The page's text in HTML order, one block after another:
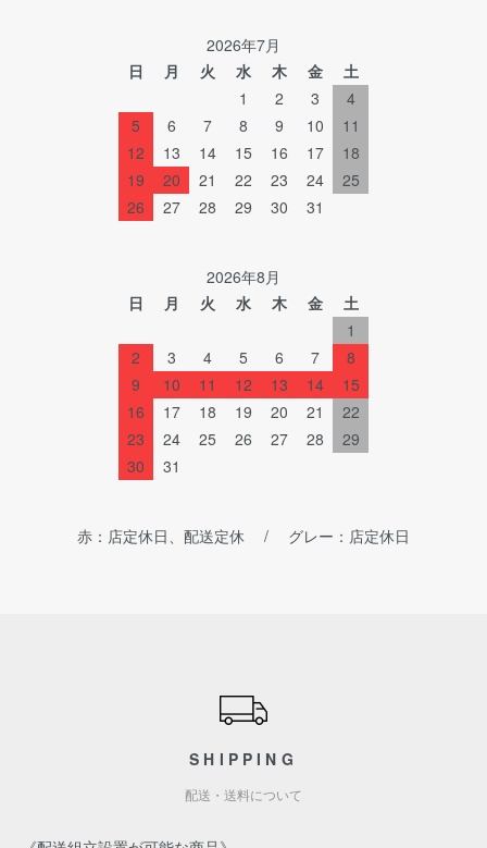
2026年7月
日
月 火 水 木 金
土
1
2 3
4
5
6 7 8 9 10
11
12
13 14 15 16 17
18
19
20 21 22 23 24
25
26
27 28 29 30 31
2026年8月
日
月 火 水 木 金
土
1
2
3 4 5 6 7
8
9
10 11 12 13 14
15
16
17 18 19 20 21
22
23
24 25 26 27 28
29
30
31
赤：店定休日、配送定休 / グレー：店定休日
SHIPPING
配送・送料について